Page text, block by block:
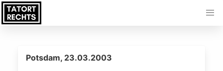
Potsdam, 23.03.2003